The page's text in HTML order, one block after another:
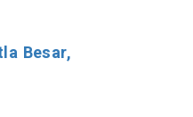
Besar,